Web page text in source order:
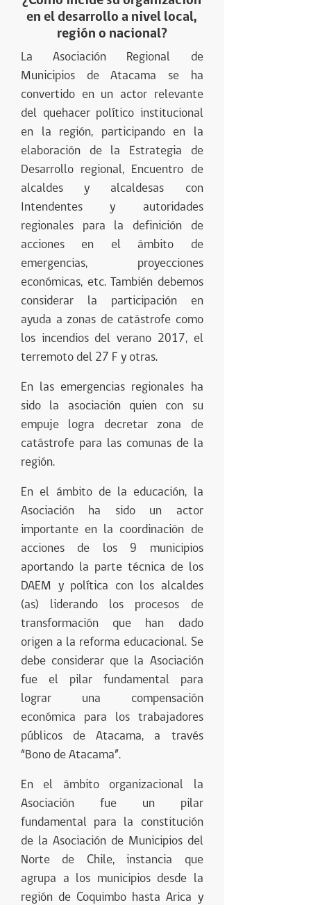
en el desarrollo a nivel local,
región o nacional?
La Asociación Regional de
Municipios de Atacama se ha
convertido en un actor relevante
del quehacer político institucional
en la región, participando en la
elaboración de la Estrategia de
Desarrollo regional, Encuentro de
alcaldes y alcaldesas con
Intendentes y autoridades
regionales para la definición de
acciones en el ámbito de
emergencias, proyecciones
económicas, etc. También debemos
considerar la participación en
ayuda a zonas de catástrofe como
los incendios del verano 2017, el
terremoto del 27 F y otras.
En las emergencias regionales ha
sido la asociación quien con su
empuje logra decretar zona de
catástrofe para las comunas de la
región.
En el ámbito de la educación, la
Asociación ha sido un actor
importante en la coordinación de
acciones de los 9 municipios
aportando la parte técnica de los
DAEM y política con los alcaldes
(as) liderando los procesos de
transformación que han dado
origen a la reforma educacional. Se
debe considerar que la Asociación
fue el pilar fundamental para
lograr una compensación
económica para los trabajadores
públicos de Atacama, a través
“Bono de Atacama”.
En el ámbito organizacional la
Asociación fue un pilar
fundamental para la constitución
de la Asociación de Municipios del
Norte de Chile, instancia que
agrupa a los municipios desde la
región de Coquimbo hasta Arica y